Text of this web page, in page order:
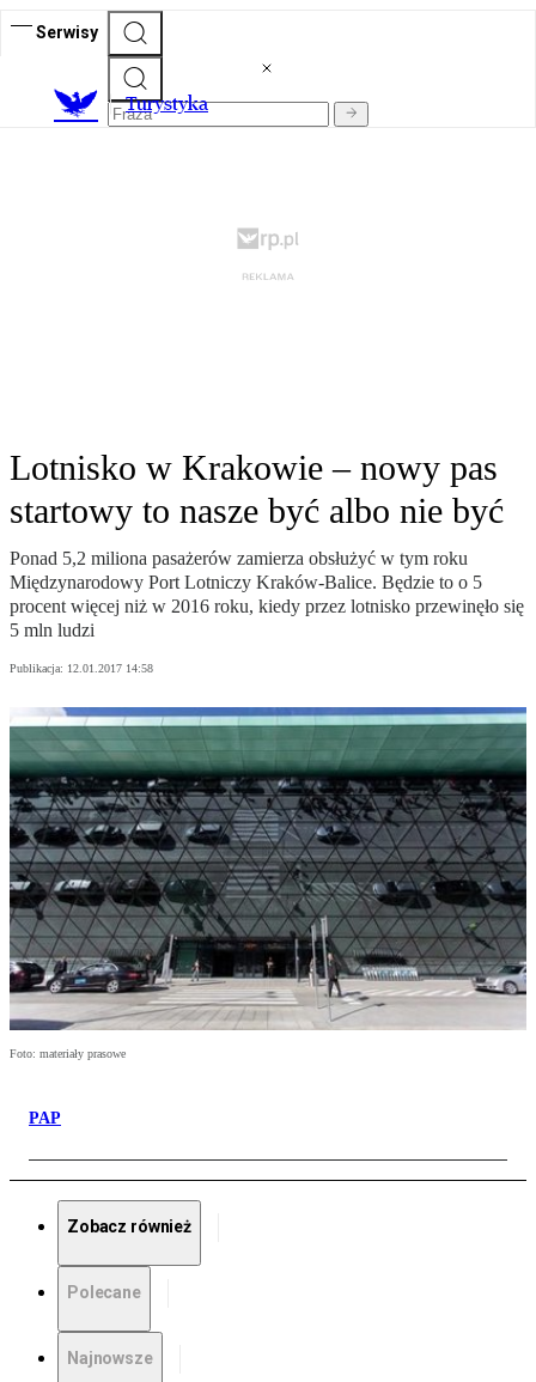
Serwisy
Turystyka
Lotnisko w Krakowie – nowy pas
startowy to nasze być albo nie być
Ponad 5,2 miliona pasażerów zamierza obsłużyć w tym roku
Międzynarodowy Port Lotniczy Kraków-Balice. Będzie to o 5
procent więcej niż w 2016 roku, kiedy przez lotnisko przewinęło się
5 mln ludzi
Publikacja: 12.01.2017 14:58
Foto: materiały prasowe
PAP
Zobacz również
Polecane
Najnowsze